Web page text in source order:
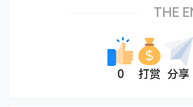
老院去年部署的毫米波雷达
率检测功能敢承诺"无需接触
于，这种非接触式识别让慢
THE
0 打赏 分享